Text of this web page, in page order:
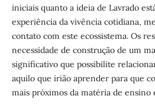
iniciais quanto a ideia de Lavrado
experiência da vivência cotidiana,
contato com este ecossistema. Os
necessidade de construção de um
significativo que possibilite
aquilo que irião aprender para que
mais próximos da matéria de